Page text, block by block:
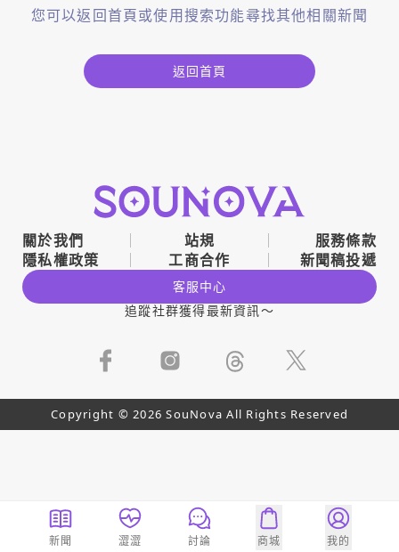
您可以返回首頁或使用搜索功能尋找其他相關新聞
返回首頁
關於我們 站規
服務條款
隱私權政策
工商合作 新聞稿投遞
客服中心
追蹤社群獲得最新資訊～
Copyright © 2026 SouNova All Rights Reserved
新聞 澀澀 討論 商城 我的